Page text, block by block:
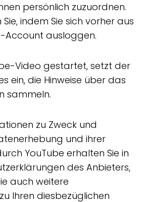
persönlich zuzuordnen.
indem Sie sich vorher aus
Account ausloggen.
Video gestartet, setzt der
ein, die Hinweise über das
sammeln.
zu Zweck und
und ihrer
YouTube erhalten Sie in
des Anbieters,
auch weitere
Ihren diesbezüglichen